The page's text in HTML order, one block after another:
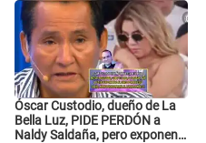
Óscar Custodio, dueño de La
Bella Luz, PIDE PERDÓN a
Naldy Saldaña, pero exponen